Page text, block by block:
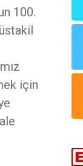
100.
için